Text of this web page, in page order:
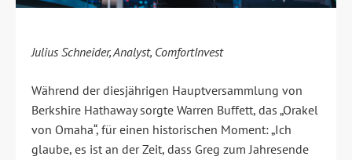
Julius Schneider, Analyst, ComfortInvest
Während der diesjährigen Hauptversammlung von
Berkshire Hathaway sorgte Warren Buffett, das „Orakel
von Omaha“, für einen historischen Moment: „Ich
glaube, es ist an der Zeit, dass Greg zum Jahresende